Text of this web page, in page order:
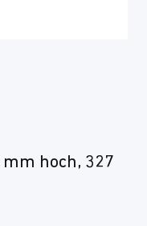
hoch, 327